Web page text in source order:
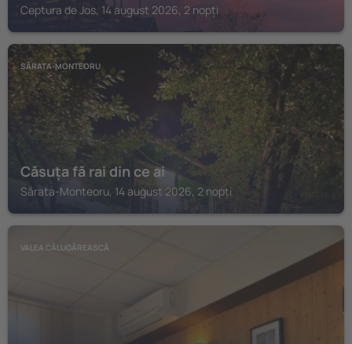
Ceptura de Jos, 14 august 2026, 2 nopți
SĂRATA-MONTEORU
Căsuța fă rai din ce ai
Sărata-Monteoru, 14 august 2026, 2 nopți
VALEA CĂLUGĂREASCĂ